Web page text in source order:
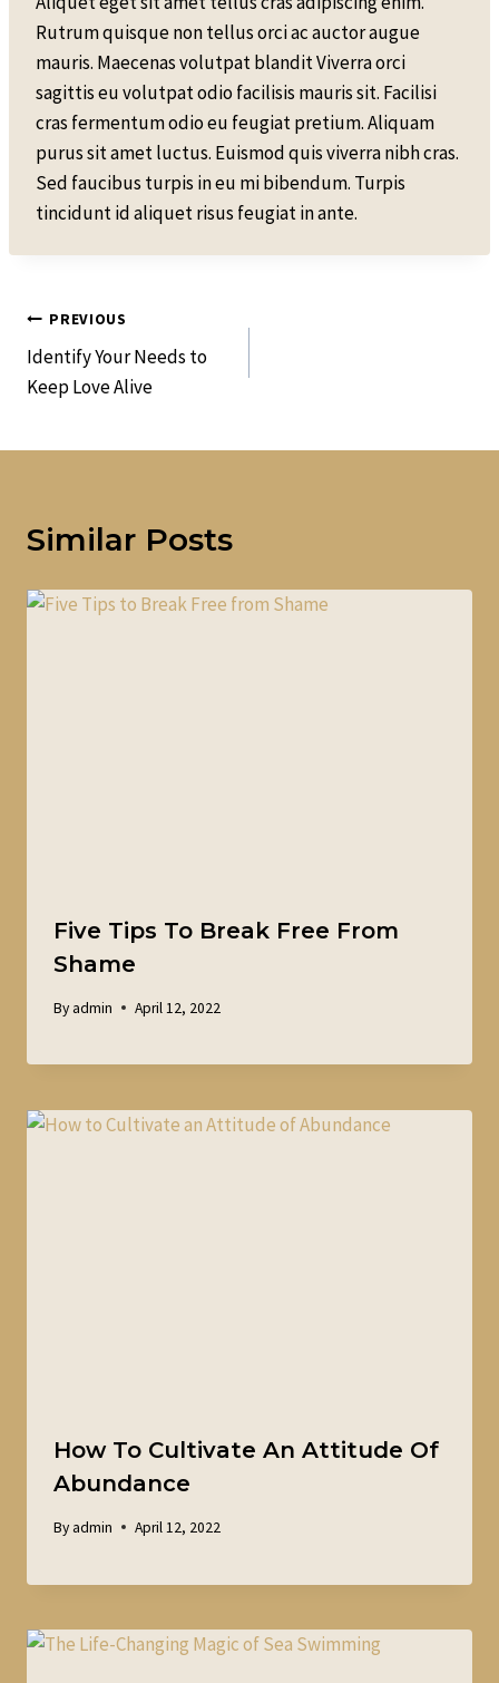
Rutrum quisque non tellus orci ac auctor augue
mauris. Maecenas volutpat blandit Viverra orci
sagittis eu volutpat odio facilisis mauris sit. Facilisi
cras fermentum odio eu feugiat pretium. Aliquam
purus sit amet luctus. Euismod quis viverra nibh cras.
Sed faucibus turpis in eu mi bibendum. Turpis
tincidunt id aliquet risus feugiat in ante.
Post
Navigation
PREVIOUS
Identify Your Needs to
Keep Love Alive
Similar Posts
Five Tips To Break Free From
Shame
Byadmin April 12, 2022
How To Cultivate An Attitude Of
Abundance
Byadmin April 12, 2022